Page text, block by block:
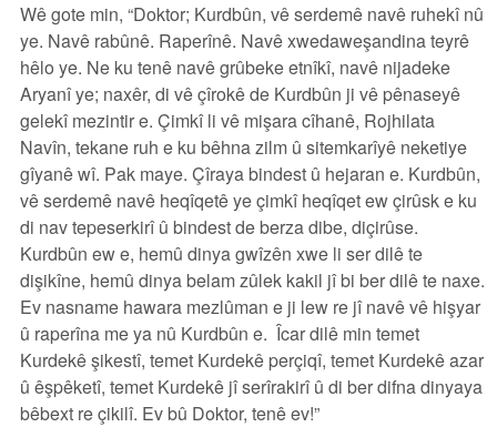
Wê gote min, “Doktor; Kurdbûn, vê serdemê navê ruhekî nû
ye. Navê rabûnê. Raperînê. Navê xwedaweşandina teyrê
hêlo ye. Ne ku tenê navê grûbeke etnîkî, navê nijadeke
Aryanî ye; naxêr, di vê çîrokê de Kurdbûn ji vê pênaseyê
gelekî mezintir e. Çimkî li vê mişara cîhanê, Rojhilata
Navîn, tekane ruh e ku bêhna zilm û sitemkarîyê neketiye
gîyanê wî. Pak maye. Çîraya bindest û hejaran e. Kurdbûn,
vê serdemê navê heqîqetê ye çimkî heqîqet ew çirûsk e ku
di nav tepeserkirî û bindest de berza dibe, diçirûse.
Kurdbûn ew e, hemû dinya gwîzên xwe li ser dilê te
dişikîne, hemû dinya belam zûlek kakil jî bi ber dilê te naxe.
Ev nasname hawara mezlûman e ji lew re jî navê vê hişyar
û raperîna me ya nû Kurdbûn e. Îcar dilê min temet
Kurdekê şikestî, temet Kurdekê perçiqî, temet Kurdekê azar
û êşpêketî, temet Kurdekê jî serîrakirî û di ber difna dinyaya
bêbext re çikilî. Ev bû Doktor, tenê ev!”